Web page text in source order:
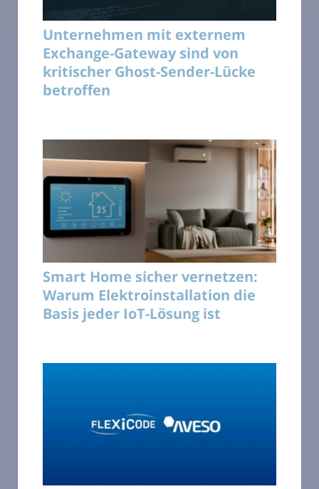
Unternehmen mit externem
Exchange-Gateway sind von
kritischer Ghost-Sender-Lücke
betroffen
Smart Home sicher vernetzen:
Warum Elektroinstallation die
Basis jeder IoT-Lösung ist